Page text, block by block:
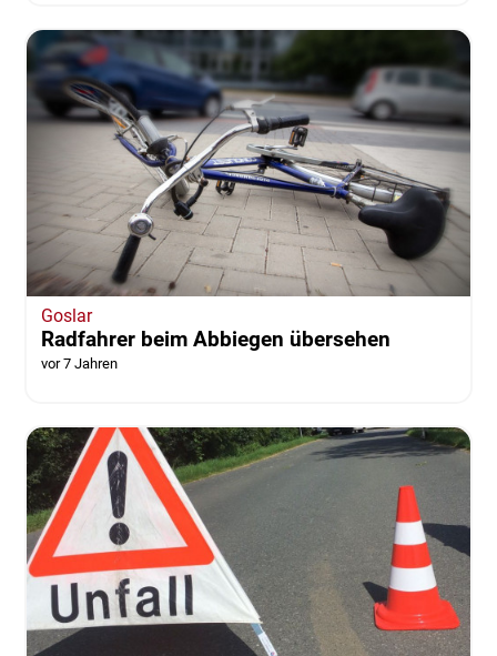
Goslar
Radfahrer beim Abbiegen übersehen
vor 7 Jahren